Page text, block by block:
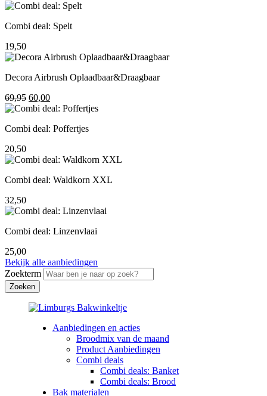
prijs
195,00.
prijs
155,00.
Combi deal: Spelt
19,50
Decora Airbrush Oplaadbaar&Draagbaar
69,95 Oorspronkelijke
prijs
69,95.
60,00Huidige
prijs
60,00.
Combi deal: Poffertjes
20,50
Combi deal: Waldkorn XXL
32,50
Combi deal: Linzenvlaai
25,00
Bekijk alle aanbiedingen
Zoekterm
Aanbiedingen en acties
Broodmix van de maand
Product Aanbiedingen
Combi deals
Combi deals: Banket
Combi deals: Brood
Bak materialen